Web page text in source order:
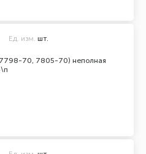
70, 7805-70) неполная
Ед. изм. шт.